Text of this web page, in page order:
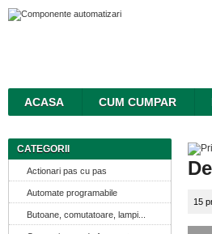
ACASA CUM CUMPAR
CATEGORII
Actionari pas cu pas
Automate programabile
Butoane, comutatoare, lampi...
15